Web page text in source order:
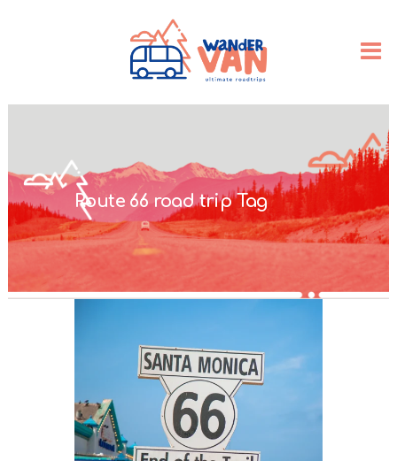
Route 66 road trip Tag